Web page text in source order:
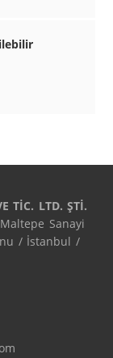
TİC. LTD. ŞTİ.
Sanayi
/ İstanbul /